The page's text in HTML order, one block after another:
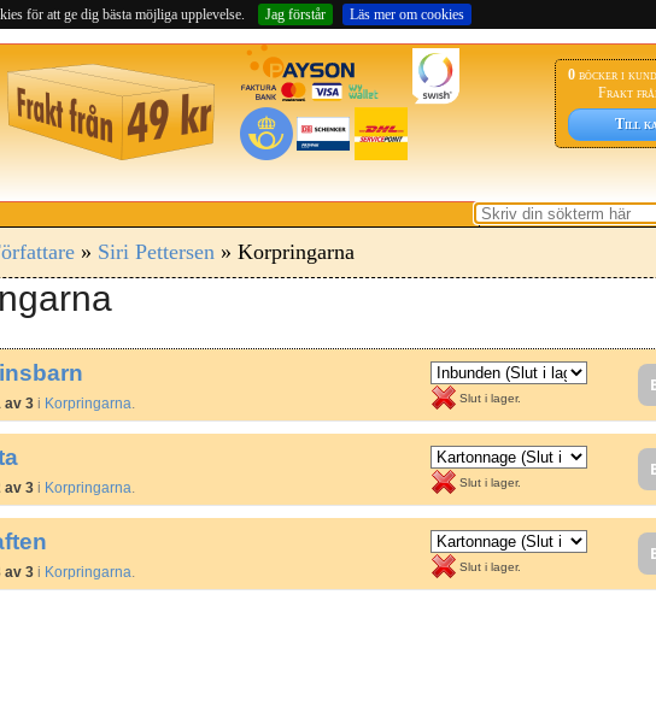
för att ge dig bästa möjliga upplevelse. Jag förstår Läs mer om cookies
0 böcker i
Frakt
Till
» Siri Pettersen» Korpringarna
av 3i Korpringarna. Slut i lager.
av 3i Korpringarna. Slut i lager.
av 3i Korpringarna. Slut i lager.